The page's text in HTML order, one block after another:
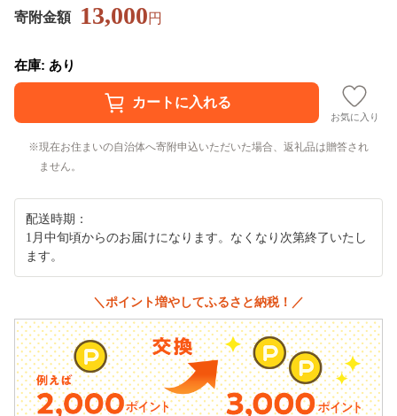
寄附金額 13,000円
在庫: あり
お気に入り
現在お住まいの自治体へ寄附申込いただいた場合、返礼品は贈答され
ません。
配送時期：
1月中旬頃からのお届けになります。なくなり次第終了いたし
ます。
＼ポイント増やしてふるさと納税！／